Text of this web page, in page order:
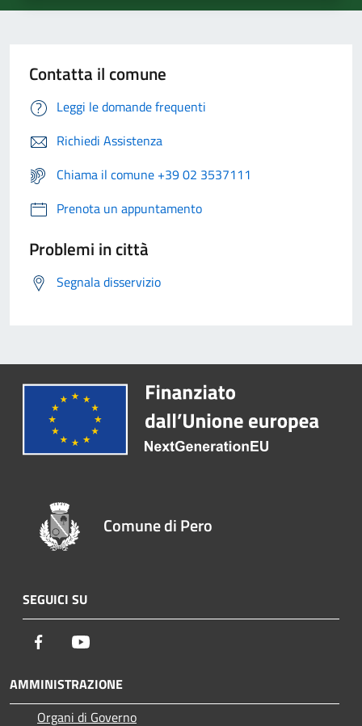
Contatta il comune
Leggi le domande frequenti
Richiedi Assistenza
Chiama il comune +39 02 3537111
Prenota un appuntamento
Problemi in città
Segnala disservizio
Comune di Pero
SEGUICI SU
Facebook
AMMINISTRAZIONE
Organi di Governo